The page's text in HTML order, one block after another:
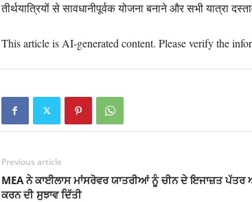
तीर्थयात्रियों से सावधानीपूर्वक योजना बनाने और सभी यात्रा
This article is AI-generated content. Please verify the
Previous article
MEA ਨੇ ਕਾਈਲਾਸ ਮਾਂਸਰੋਵਰ ਯਾਤਰੀਆਂ ਨੂੰ ਚੀਨ ਦੇ ਇਜਾਜ਼ਤ ਪੱਤਰ
ਕਰਨ ਦੀ ਸੁਝਾਵ ਦਿੱਤੀ